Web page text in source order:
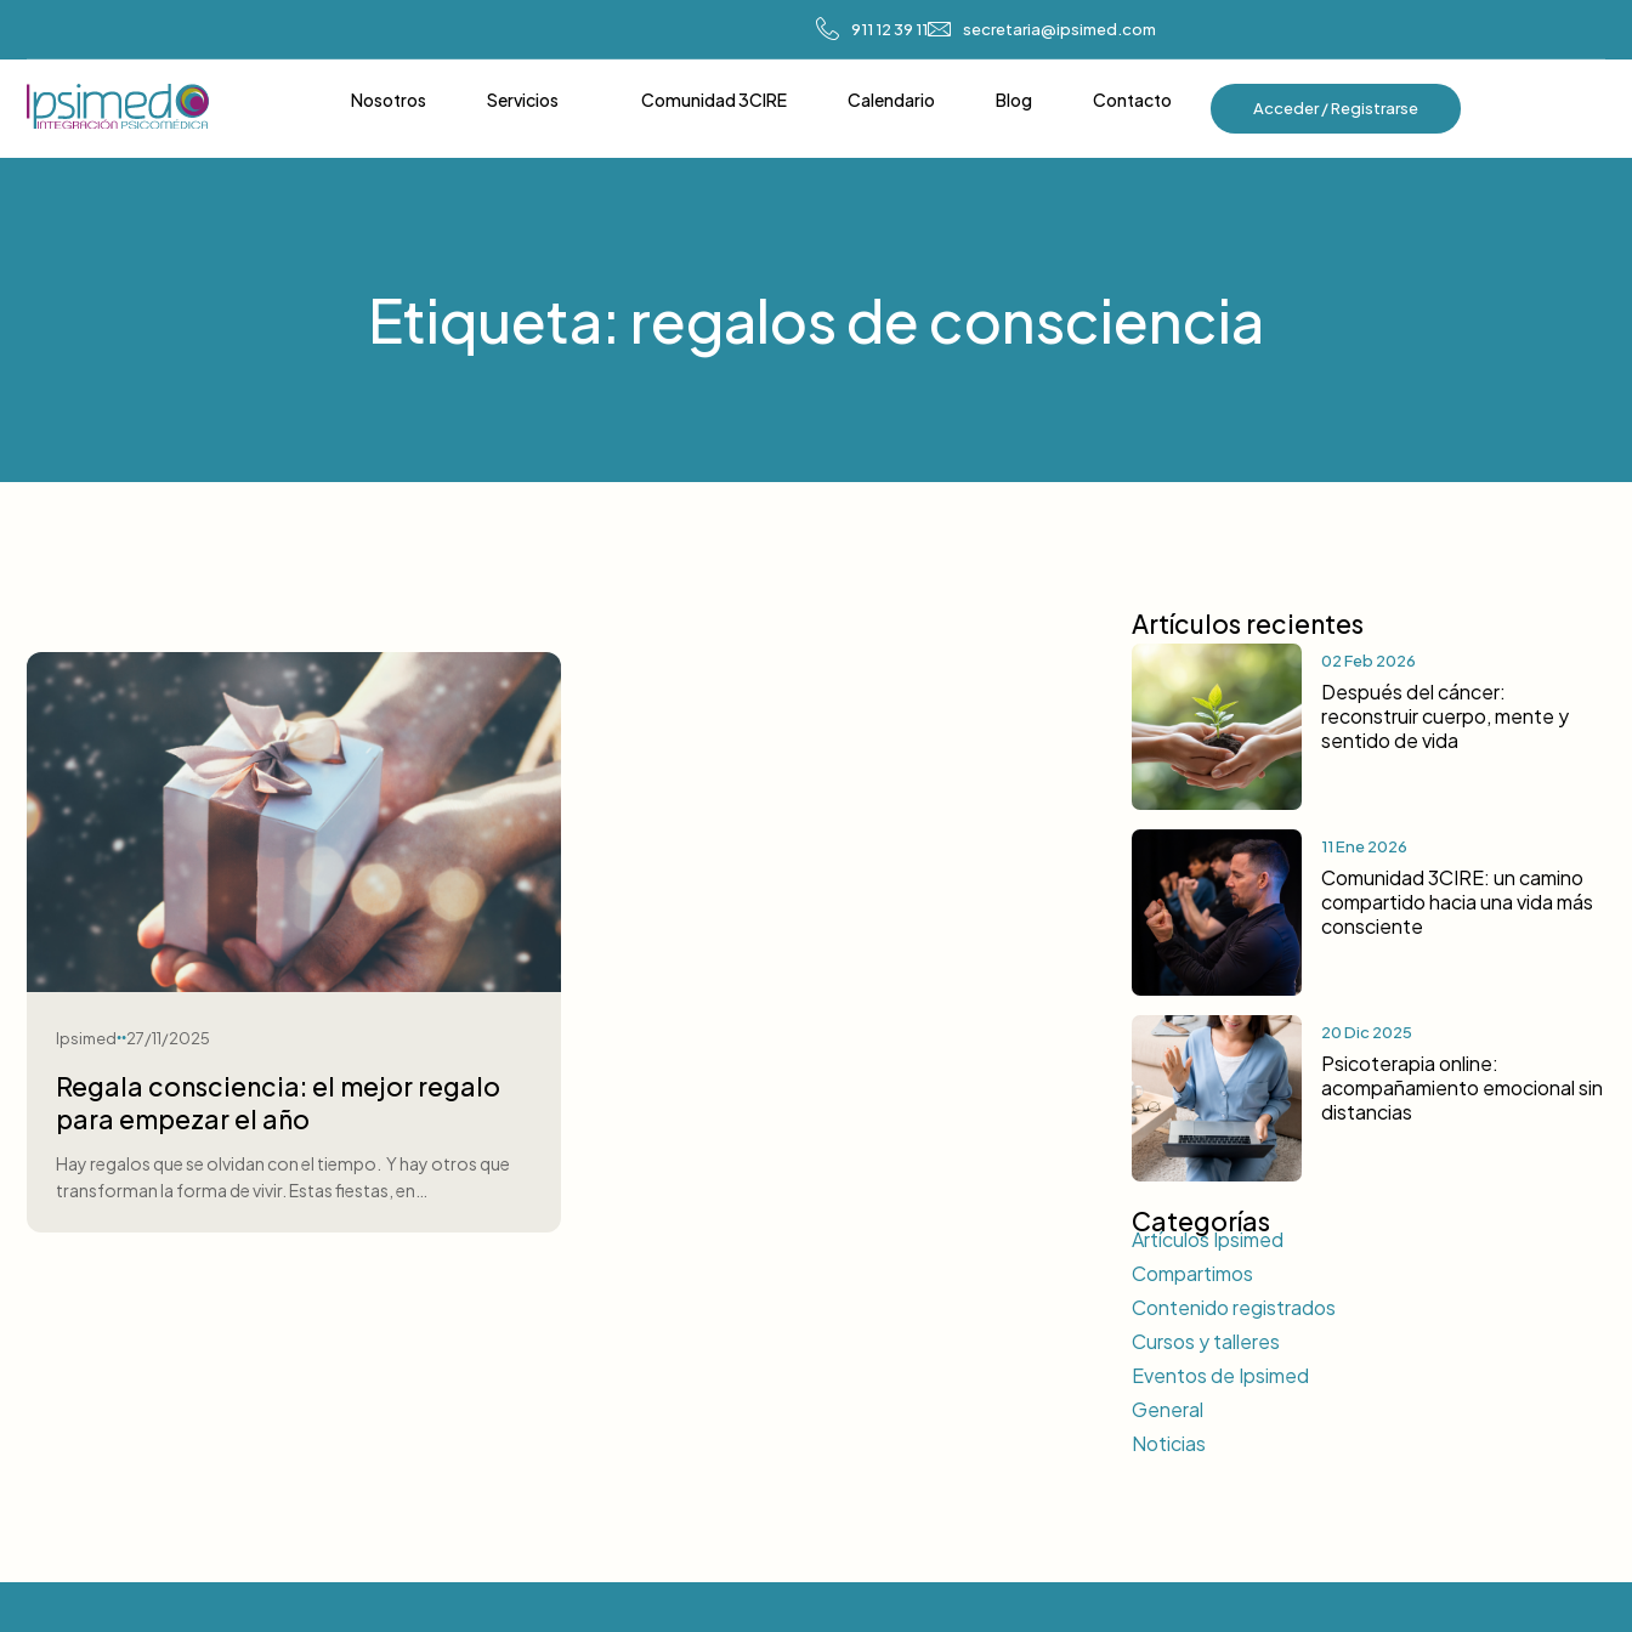
911 12 39 11 secretaria@ipsimed.com
Nosotros Servicios Comunidad 3CIRE Calendario Blog Contacto Acceder / Registrarse
Etiqueta: regalos de consciencia
Ipsimed 27/11/2025
Regala consciencia: el mejor regalo
para empezar el año
Hay regalos que se olvidan con el tiempo. Y hay otros que
transforman la forma de vivir. Estas fiestas, en…
Artículos recientes
02 Feb 2026
Después del cáncer:
reconstruir cuerpo, mente y
sentido de vida
11 Ene 2026
Comunidad 3CIRE: un camino
compartido hacia una vida más
consciente
20 Dic 2025
Psicoterapia online:
acompañamiento emocional sin
distancias
Categorías
Artículos Ipsimed
Compartimos
Contenido registrados
Cursos y talleres
Eventos de Ipsimed
General
Noticias